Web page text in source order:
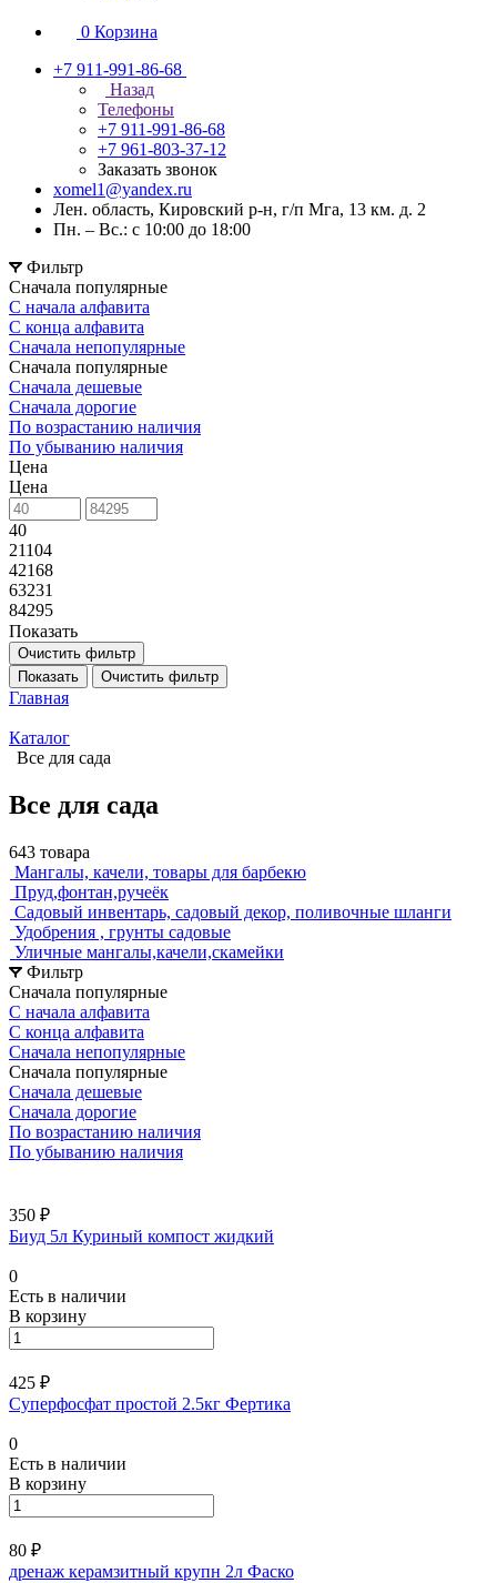
0 Корзина
+7 911-991-86-68
Назад
Телефоны
+7 911-991-86-68
+7 961-803-37-12
Заказать звонок
xomel1@yandex.ru
Лен. область, Кировский р-н, г/п Мга, 13 км. д. 2
Пн. – Вс.: с 10:00 до 18:00
Фильтр
Сначала популярные
С начала алфавита
С конца алфавита
Сначала непопулярные
Сначала популярные
Сначала дешевые
Сначала дорогие
По возрастанию наличия
По убыванию наличия
Цена
Цена
40
21104
42168
63231
84295
Показать
Очистить фильтр
Показать
Очистить фильтр
Главная
Каталог
Все для сада
Все для сада
643 товара
Мангалы, качели, товары для барбекю
Пруд,фонтан,ручеёк
Садовый инвентарь, садовый декор, поливочные шланги
Удобрения , грунты садовые
Уличные мангалы,качели,скамейки
Фильтр
Сначала популярные
С начала алфавита
С конца алфавита
Сначала непопулярные
Сначала популярные
Сначала дешевые
Сначала дорогие
По возрастанию наличия
По убыванию наличия
350 ₽
Биуд 5л Куриный компост жидкий
0
Есть в наличии
В корзину
425 ₽
Суперфосфат простой 2.5кг Фертика
0
Есть в наличии
В корзину
80 ₽
дренаж керамзитный крупн 2л Фаско